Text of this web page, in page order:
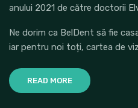
anului 2021 de către doctorii
Ne dorim ca BelDent să fie
iar pentru noi toți, cartea de
READ MORE